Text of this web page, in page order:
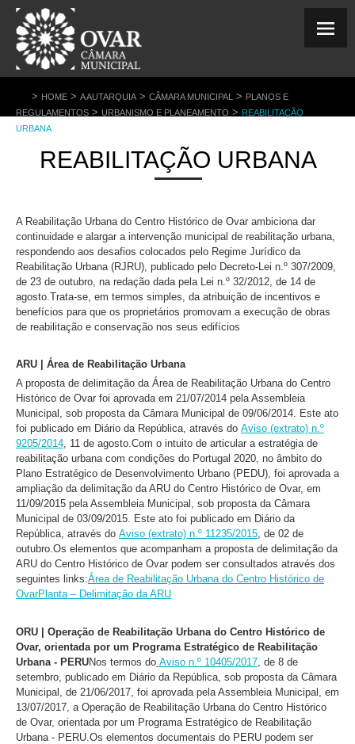
> HOME > A AUTARQUIA > CÂMARA MUNICIPAL > PLANOS E
REGULAMENTOS > URBANISMO E PLANEAMENTO > REABILITAÇÃO
URBANA
REABILITAÇÃO URBANA
A Reabilitação Urbana do Centro Histórico de Ovar ambiciona dar
continuidade e alargar a intervenção municipal de reabilitação urbana,
respondendo aos desafios colocados pelo Regime Jurídico da
Reabilitação Urbana (RJRU), publicado pelo Decreto-Lei n.º 307/2009,
de 23 de outubro, na redação dada pela Lei n.º 32/2012, de 14 de
agosto.Trata-se, em termos simples, da atribuição de incentivos e
benefícios para que os proprietários promovam a execução de obras
de reabilitação e conservação nos seus edifícios
ARU | Área de Reabilitação Urbana
A proposta de delimitação da Área de Reabilitação Urbana do Centro
Histórico de Ovar foi aprovada em 21/07/2014 pela Assembleia
Municipal, sob proposta da Câmara Municipal de 09/06/2014. Este ato
foi publicado em Diário da República, através do Aviso (extrato) n.º
9205/2014, 11 de agosto.Com o intuito de articular a estratégia de
reabilitação urbana com condições do Portugal 2020, no âmbito do
Plano Estratégico de Desenvolvimento Urbano (PEDU), foi aprovada a
ampliação da delimitação da ARU do Centro Histórico de Ovar, em
11/09/2015 pela Assembleia Municipal, sob proposta da Câmara
Municipal de 03/09/2015. Este ato foi publicado em Diário da
República, através do Aviso (extrato) n.º 11235/2015, de 02 de
outubro.Os elementos que acompanham a proposta de delimitação da
ARU do Centro Histórico de Ovar podem ser consultados através dos
seguintes links:Área de Reabilitação Urbana do Centro Histórico de
OvarPlanta – Delimitação da ARU
ORU | Operação de Reabilitação Urbana do Centro Histórico de
Ovar, orientada por um Programa Estratégico de Reabilitação
Urbana - PERUNos termos do Aviso n.º 10405/2017, de 8 de
setembro, publicado em Diário da República, sob proposta da Câmara
Municipal, de 21/06/2017, foi aprovada pela Assembleia Municipal, em
13/07/2017, a Operação de Reabilitação Urbana do Centro Histórico
de Ovar, orientada por um Programa Estratégico de Reabilitação
Urbana - PERU.Os elementos documentais do PERU podem ser